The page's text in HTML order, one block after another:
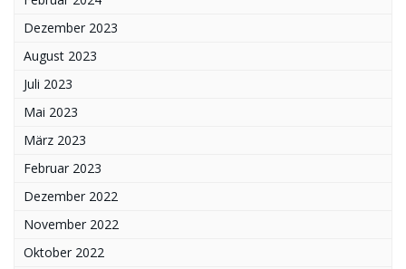
Dezember 2023
August 2023
Juli 2023
Mai 2023
März 2023
Februar 2023
Dezember 2022
November 2022
Oktober 2022